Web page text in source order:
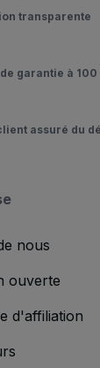
transparente
garantie à 100
assuré du
nous
ouverte
d'affiliation